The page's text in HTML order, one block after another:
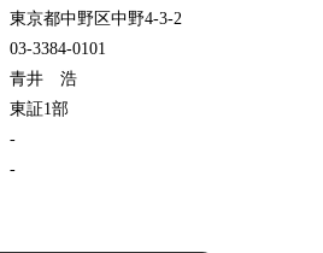
東京都中野区中野4-3-2
03-3384-0101
青井 浩
東証1部
-
-